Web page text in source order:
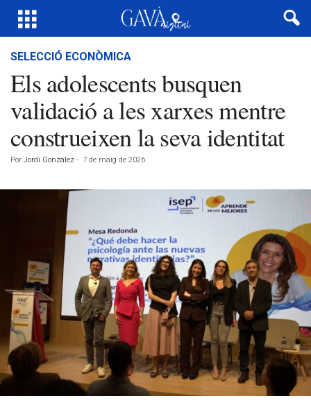
SELECCIÓ ECONÒMICA
Els adolescents busquen
validació a les xarxes mentre
construeixen la seva identitat
Por Jordi González - 7 de maig de 2026